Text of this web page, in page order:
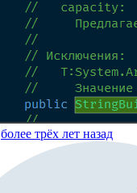
более трёх лет назад